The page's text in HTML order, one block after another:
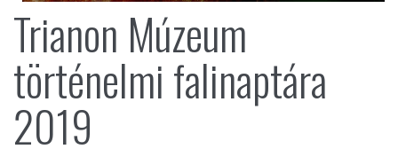
Trianon Múzeum
történelmi falinaptára
2019